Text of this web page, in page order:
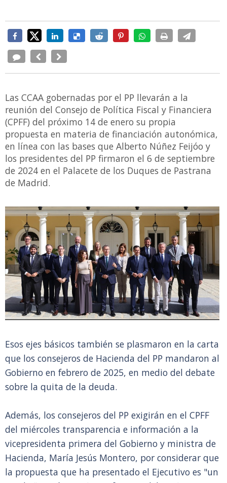
Las CCAA gobernadas por el PP llevarán a la
reunión del Consejo de Política Fiscal y Financiera
(CPFF) del próximo 14 de enero su propia
propuesta en materia de financiación autonómica,
en línea con las bases que Alberto Núñez Feijóo y
los presidentes del PP firmaron el 6 de septiembre
de 2024 en el Palacete de los Duques de Pastrana
de Madrid.
Esos ejes básicos también se plasmaron en la carta
que los consejeros de Hacienda del PP mandaron al
Gobierno en febrero de 2025, en medio del debate
sobre la quita de la deuda.
Además, los consejeros del PP exigirán en el CPFF
del miércoles transparencia e información a la
vicepresidenta primera del Gobierno y ministra de
Hacienda, María Jesús Montero, por considerar que
la propuesta que ha presentado el Ejecutivo es "un